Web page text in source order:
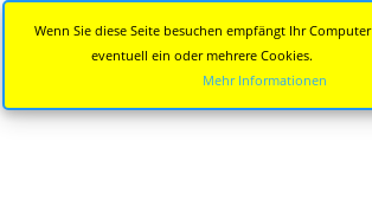
Wenn Sie diese Seite besuchen empfängt Ihr Computer
eventuell ein oder mehrere Cookies.
Mehr Informationen